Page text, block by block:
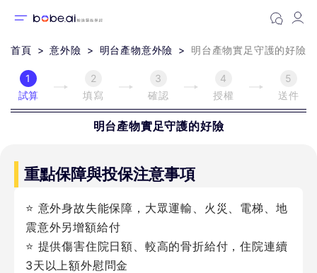
首頁 意外險 明台產物意外險 明台產物實足守護的好險
1
試算
2
填寫
3
確認
4
授權
5
送件
明台產物實足守護的好險
重點保障與投保注意事項
⭐ 意外身故失能保障，大眾運輸、火災、電梯、地
震意外另增額給付
⭐ 提供傷害住院日額、較高的骨折給付，住院連續
3天以上額外慰問金